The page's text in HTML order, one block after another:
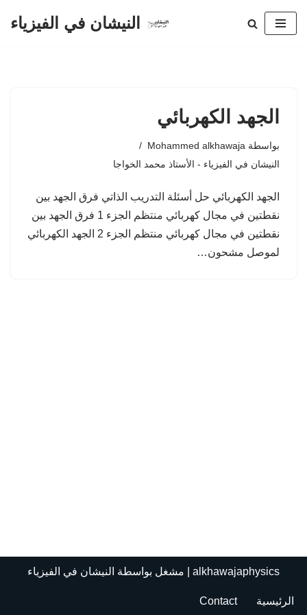
تخطى
النيشان في الفيزياء
الجهد الكهربائي
بواسطة Mohammed alkhawaja
النيشان في الفيزياء - الأستاذ محمد الخواجا
الجهد الكهربائي حل أسئلة التدريب الذاتي فرق الجهد بين
نقطتين في مجال كهربائي منتظم الجزء 1 فرق الجهد بين
نقطتين في مجال كهربائي منتظم الجزء 2 الجهد الكهربائي
لموصل مشحون…
alkhawajaphysics | مشغل بواسطة النيشان في الفيزياء
الرئيسية Contact